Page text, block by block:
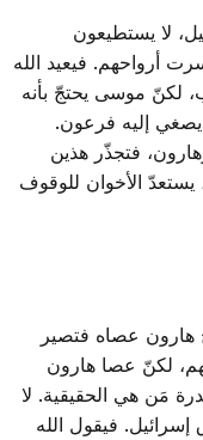
لا يستطيعون
أرواحهم. فيعيد الله
لكنّ موسى يحتجّ بأنه
إليه فرعون.
فتجذّر هذين
يستعدّ الأخوان للوقوف
عصاه فتصير
لكنّ عصا هارون
مَن هي الحقيقية. لا
فيقول الله